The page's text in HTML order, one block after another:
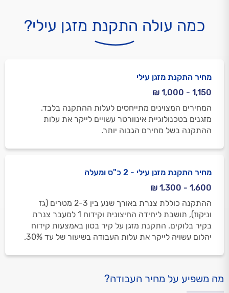
כמה עולה התקנת מזגן עילי?
מחיר התקנת מזגן עילי
1,150 - 1,000 ₪
המחירים המצוינים מתייחסים לעלות ההתקנה בלבד.
מזגנים בטכנולוגיית אינוורטר עשויים לייקר את עלות
ההתקנה בשל מחירם הגבוה יותר.
מחיר התקנת מזגן עילי - 2 כ"ס ומעלה
1,600 - 1,300 ₪
ההתקנה כוללת צנרת באורך שנע בין 2-3 מטרים (גז
וניקוז), תושבת ליחידה החיצונית וקידוח 1 למעבר צנרת
בקיר בלוקים. התקנת מזגן על קיר בטון באמצעות קידוח
יהלום עשויה לייקר את עלות העבודה בשיעור של עד 30%.
מה משפיע על מחיר העבודה?